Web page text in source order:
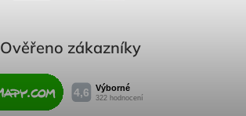
Ověřeno zákazníky